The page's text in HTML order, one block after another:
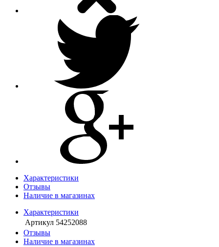
Характеристики
Отзывы
Наличие в магазинах
Характеристики
Артикул 54252088
Отзывы
Наличие в магазинах